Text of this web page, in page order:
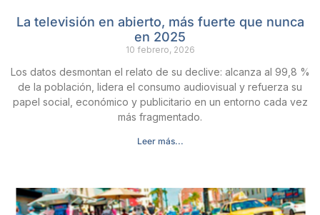
La televisión en abierto, más fuerte que nunca
en 2025
10 febrero, 2026
Los datos desmontan el relato de su declive: alcanza al 99,8 %
de la población, lidera el consumo audiovisual y refuerza su
papel social, económico y publicitario en un entorno cada vez
más fragmentado.
Leer más...